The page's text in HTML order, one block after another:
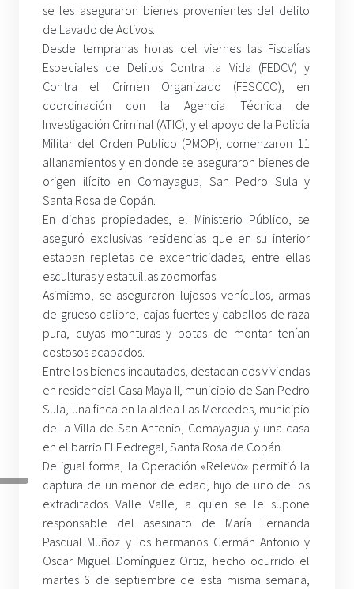
se les aseguraron bienes provenientes del delito
de Lavado de Activos.
Desde tempranas horas del viernes las Fiscalías
Especiales de Delitos Contra la Vida (FEDCV) y
Contra el Crimen Organizado (FESCCO), en
coordinación con la Agencia Técnica de
Investigación Criminal (ATIC), y el apoyo de la Policía
Militar del Orden Publico (PMOP), comenzaron 11
allanamientos y en donde se aseguraron bienes de
origen ilícito en Comayagua, San Pedro Sula y
Santa Rosa de Copán.
En dichas propiedades, el Ministerio Público, se
aseguró exclusivas residencias que en su interior
estaban repletas de excentricidades, entre ellas
esculturas y estatuillas zoomorfas.
Asimismo, se aseguraron lujosos vehículos, armas
de grueso calibre, cajas fuertes y caballos de raza
pura, cuyas monturas y botas de montar tenían
costosos acabados.
Entre los bienes incautados, destacan dos viviendas
en residencial Casa Maya II, municipio de San Pedro
Sula, una finca en la aldea Las Mercedes, municipio
de la Villa de San Antonio, Comayagua y una casa
en el barrio El Pedregal, Santa Rosa de Copán.
De igual forma, la Operación «Relevo» permitió la
captura de un menor de edad, hijo de uno de los
extraditados Valle Valle, a quien se le supone
responsable del asesinato de María Fernanda
Pascual Muñoz y los hermanos Germán Antonio y
Oscar Miguel Domínguez Ortiz, hecho ocurrido el
martes 6 de septiembre de esta misma semana,